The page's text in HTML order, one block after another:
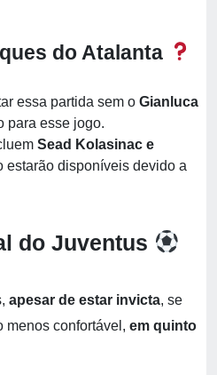
do Atalanta
essa partida sem o Gianluca
para esse jogo.
Sead Kolasinac e
estarão disponíveis devido a
do Juventus
apesar de estar invicta, se
menos confortável, em quinto